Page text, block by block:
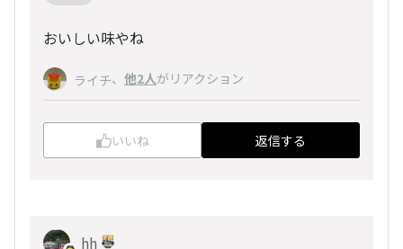
おいしい味やね
ライチ、 他2人がリアクション
いいね 返信する
hh